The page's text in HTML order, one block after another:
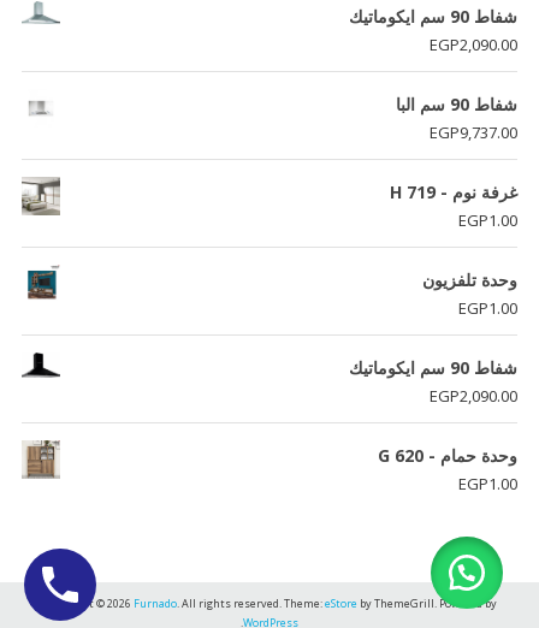
شفاط 90 سم ايكوماتيك
EGP2,090.00
شفاط 90 سم البا
EGP9,737.00
غرفة نوم - H 719
EGP1.00
وحدة تلفزيون
EGP1.00
شفاط 90 سم ايكوماتيك
EGP2,090.00
وحدة حمام - G 620
EGP1.00
Copyright © 2026 Furnado. All rights reserved. Theme:eStore by ThemeGrill. Powered by
WordPress
.